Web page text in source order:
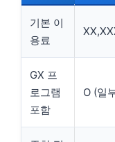
기본 이
용료
GX 프
로그램
포함
O (일